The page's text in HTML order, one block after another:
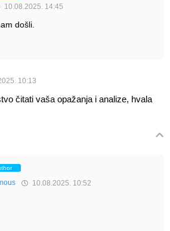
10.08.2025. 14:45
došli.
10:13
čitati vaša opažanja i analize, hvala
10.08.2025. 10:52